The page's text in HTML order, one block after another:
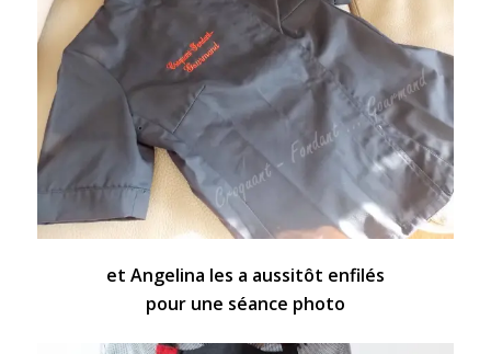
et Angelina les a aussitôt enfilés
pour une séance photo